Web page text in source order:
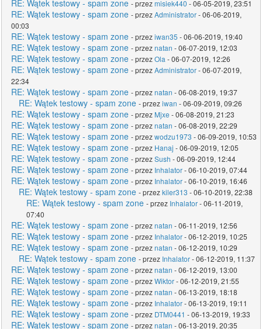
RE: Wątek testowy - spam zone - przezmisiek440 - 06-05-2019, 23:51
RE: Wątek testowy - spam zone - przezAdministrator- 06-06-2019,
00:03
RE: Wątek testowy - spam zone - przeziwan35 - 06-06-2019, 19:40
RE: Wątek testowy - spam zone - przeznatan - 06-07-2019, 12:03
RE: Wątek testowy - spam zone - przezOla - 06-07-2019, 12:26
RE: Wątek testowy - spam zone - przezAdministrator- 06-07-2019,
22:34
RE: Wątek testowy - spam zone - przeznatan - 06-08-2019, 19:37
RE: Wątek testowy - spam zone - przeziwan - 06-09-2019, 09:26
RE: Wątek testowy - spam zone - przez Mjxe - 06-08-2019, 21:23
RE: Wątek testowy - spam zone - przeznatan - 06-08-2019, 22:29
RE: Wątek testowy - spam zone - przezwodzu1973 - 06-09-2019, 10:53
RE: Wątek testowy - spam zone - przez Hanaj - 06-09-2019, 12:05
RE: Wątek testowy - spam zone - przezSush - 06-09-2019, 12:44
RE: Wątek testowy - spam zone - przez Inhalator- 06-10-2019, 07:44
RE: Wątek testowy - spam zone - przez Inhalator- 06-10-2019, 16:46
RE: Wątek testowy - spam zone - przezkiler313 - 06-10-2019, 22:38
RE: Wątek testowy - spam zone - przez Inhalator- 06-11-2019,
07:40
RE: Wątek testowy - spam zone - przeznatan - 06-11-2019, 12:56
RE: Wątek testowy - spam zone - przez Inhalator- 06-12-2019, 10:25
RE: Wątek testowy - spam zone - przeznatan - 06-12-2019, 10:29
RE: Wątek testowy - spam zone - przez Inhalator- 06-12-2019, 11:37
RE: Wątek testowy - spam zone - przeznatan - 06-12-2019, 13:00
RE: Wątek testowy - spam zone - przezWiktor- 06-12-2019, 21:55
RE: Wątek testowy - spam zone - przeznatan - 06-13-2019, 18:18
RE: Wątek testowy - spam zone - przez Inhalator- 06-13-2019, 19:11
RE: Wątek testowy - spam zone - przez DTM0441 - 06-13-2019, 19:33
RE: Wątek testowy - spam zone - przeznatan - 06-13-2019, 20:35